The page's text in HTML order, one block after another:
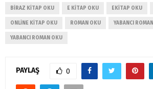
BIRAZ KITAP OKU E KITAP OKU EKITAP OKU
ONLINE KITAP OKU ROMAN OKU YABANCI ROMAN
YABANCI ROMAN OKU
PAYLAŞ 0